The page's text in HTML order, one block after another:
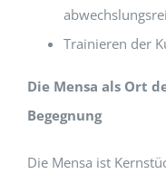
Trainieren der
Die Mensa als Ort
Begegnung
Die Mensa ist